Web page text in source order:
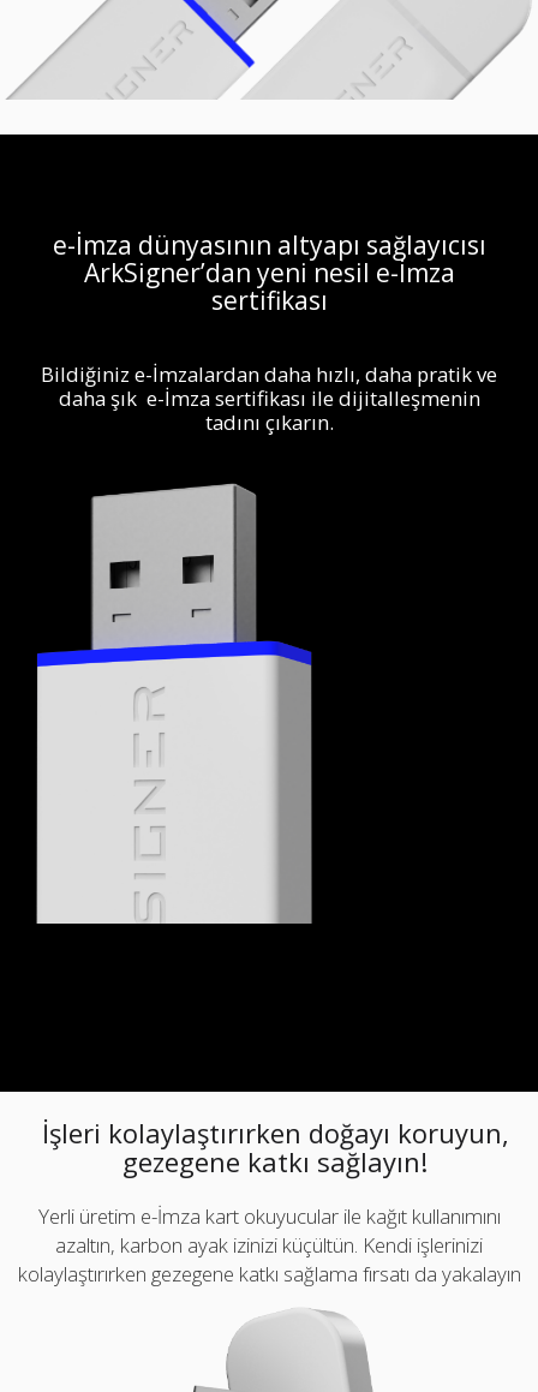
e-İmza dünyasının altyapı sağlayıcısı
ArkSigner’dan yeni nesil e-İmza
sertifikası
Bildiğiniz e-İmzalardan daha hızlı, daha pratik ve
daha şık e-İmza sertifikası ile dijitalleşmenin
tadını çıkarın.
İşleri kolaylaştırırken doğayı koruyun,
gezegene katkı sağlayın!
Yerli üretim e-İmza kart okuyucular ile kağıt kullanımını
azaltın, karbon ayak izinizi küçültün. Kendi işlerinizi
kolaylaştırırken gezegene katkı sağlama fırsatı da yakalayın